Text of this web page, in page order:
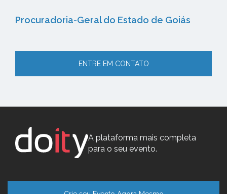
Procuradoria-Geral do Estado de Goiás
ENTRE EM CONTATO
A plataforma mais completa
para o seu evento.